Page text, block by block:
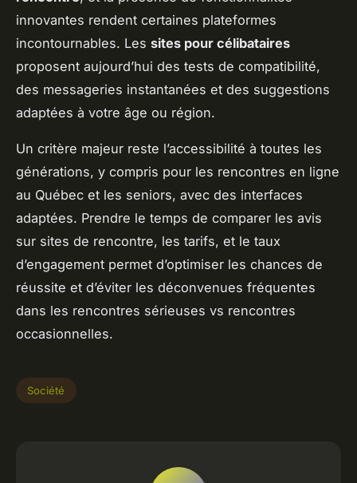
innovantes rendent certaines plateformes
incontournables. Les sites pour célibataires
proposent aujourd’hui des tests de compatibilité,
des messageries instantanées et des suggestions
adaptées à votre âge ou région.
Un critère majeur reste l’accessibilité à toutes les
générations, y compris pour les rencontres en ligne
au Québec et les seniors, avec des interfaces
adaptées. Prendre le temps de comparer les avis
sur sites de rencontre, les tarifs, et le taux
d’engagement permet d’optimiser les chances de
réussite et d’éviter les déconvenues fréquentes
dans les rencontres sérieuses vs rencontres
occasionnelles.
Société